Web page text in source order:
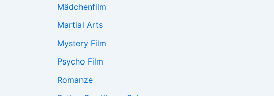
Mädchenfilm
Martial Arts
Mystery Film
Psycho Film
Romanze